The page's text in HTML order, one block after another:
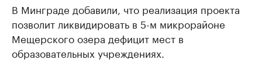
В Минграде добавили, что реализация проекта
позволит ликвидировать в 5-м микрорайоне
Мещерского озера дефицит мест в
образовательных учреждениях.